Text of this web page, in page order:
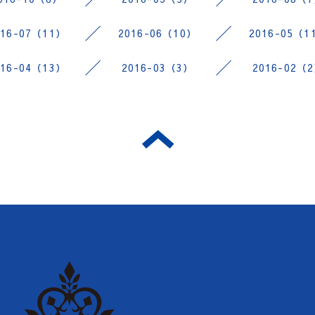
07（11） 2016-06（10） 2016-05（11
04（13） 2016-03（3） 2016-02（2